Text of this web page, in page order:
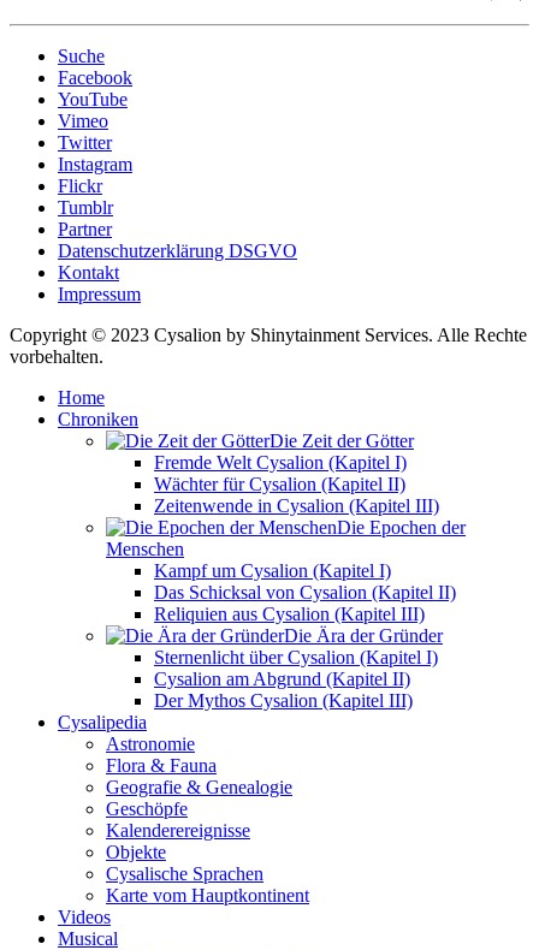
Suche
Facebook
YouTube
Vimeo
Twitter
Instagram
Flickr
Tumblr
Partner
Datenschutzerklärung DSGVO
Kontakt
Impressum
Copyright © 2023 Cysalion by Shinytainment Services. Alle Rechte
vorbehalten.
Home
Chroniken
Die Zeit der Götter
Fremde Welt Cysalion (Kapitel I)
Wächter für Cysalion (Kapitel II)
Zeitenwende in Cysalion (Kapitel III)
Die Epochen der
Menschen
Kampf um Cysalion (Kapitel I)
Das Schicksal von Cysalion (Kapitel II)
Reliquien aus Cysalion (Kapitel III)
Die Ära der Gründer
Sternenlicht über Cysalion (Kapitel I)
Cysalion am Abgrund (Kapitel II)
Der Mythos Cysalion (Kapitel III)
Cysalipedia
Astronomie
Flora & Fauna
Geografie & Genealogie
Geschöpfe
Kalenderereignisse
Objekte
Cysalische Sprachen
Karte vom Hauptkontinent
Videos
Musical